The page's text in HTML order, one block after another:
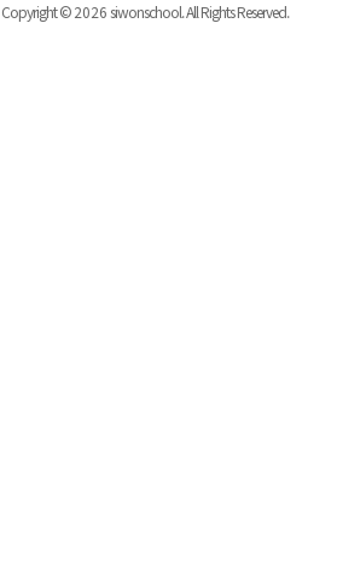
Copyright ©2026siwonschool. All Rights Reserved.